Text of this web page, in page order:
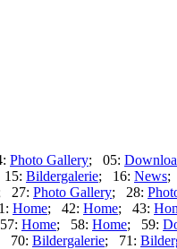
Photo Gallery; 05:
Bildergalerie; 16: News;
27: Photo Gallery; 28:
Home; 42: Home; 43:
Home; 58: Home; 59:
70: Bildergalerie; 71: